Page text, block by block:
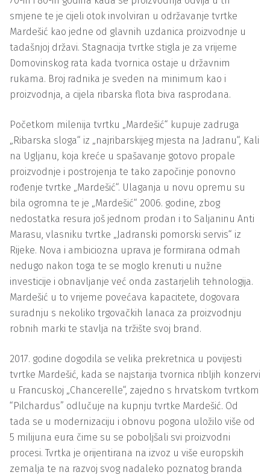
smjene te je cijeli otok involviran u održavanje tvrtke
Mardešić kao jedne od glavnih uzdanica proizvodnje u
tadašnjoj državi. Stagnacija tvrtke stigla je za vrijeme
Domovinskog rata kada tvornica ostaje u državnim
rukama. Broj radnika je sveden na minimum kao i
proizvodnja, a cijela ribarska flota biva rasprodana.
Početkom milenija tvrtku „Mardešić“ kupuje zadruga
„Ribarska sloga“ iz „najribarskijeg mjesta na Jadranu“, Kali
na Ugljanu, koja kreće u spašavanje gotovo propale
proizvodnje i postrojenja te tako započinje ponovno
rođenje tvrtke „Mardešić“. Ulaganja u novu opremu su
bila ogromna te je „Mardešić“ 2006. godine, zbog
nedostatka resura još jednom prodan i to Saljaninu Anti
Marasu, vlasniku tvrtke „Jadranski pomorski servis“ iz
Rijeke. Nova i ambiciozna uprava je formirana odmah
nedugo nakon toga te se moglo krenuti u nužne
investicije i obnavljanje već onda zastarjelih tehnologija.
Mardešić u to vrijeme povećava kapacitete, dogovara
suradnju s nekoliko trgovačkih lanaca za proizvodnju
robnih marki te stavlja na tržište svoj brand.
2017. godine dogodila se velika prekretnica u povijesti
tvrtke Mardešić, kada se najstarija tvornica ribljih konzervi
u Francuskoj „Chancerelle“, zajedno s hrvatskom tvrtkom
“Pilchardus” odlučuje na kupnju tvrtke Mardešić. Od
tada se u modernizaciju i obnovu pogona uložilo više od
5 milijuna eura čime su se poboljšali svi proizvodni
procesi. Tvrtka je orijentirana na izvoz u više europskih
zemalja te na razvoj svog nadaleko poznatog branda